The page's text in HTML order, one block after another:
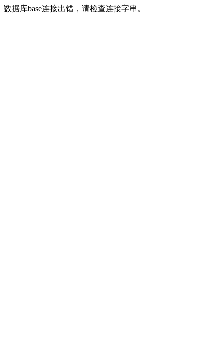
数据库base连接出错，请检查连接字串。